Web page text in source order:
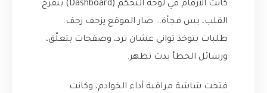
كانت الأرقام في لوحة التحكم (Dashboard) بتفرّح
القلب، بس فجأة… صار الموقع يزحف زحف.
طلبات بتوخذ ثواني عشان ترد، وصفحات بتعلّق،
ورسائل الخطأ بدت تظهر.
فتحت شاشة مراقبة أداء الخوادم، وكانت